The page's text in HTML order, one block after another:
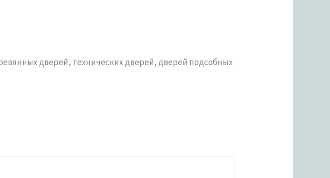
дверей, технических дверей, дверей подсобных